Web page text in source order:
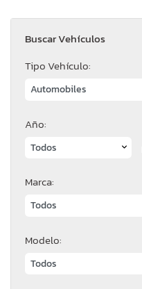
Buscar Vehículos
Tipo Vehículo:
Año:
Marca:
Modelo: